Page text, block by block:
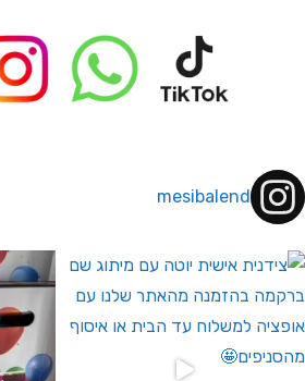
mesibalend
לחברי מועדון ומצטרפים חדשים🤍